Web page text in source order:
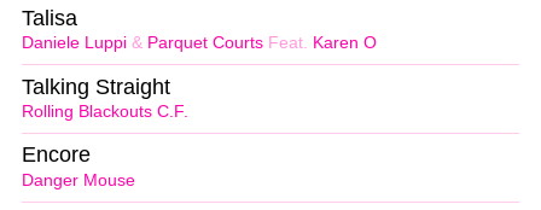
Daniele Luppi & Parquet Courts Feat. Karen O
Talisa
Rolling Blackouts C.F.
Talking Straight
Danger Mouse
Encore